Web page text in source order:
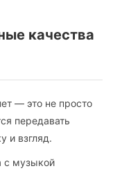
качества
— это не просто
передавать
и взгляд.
с музыкой